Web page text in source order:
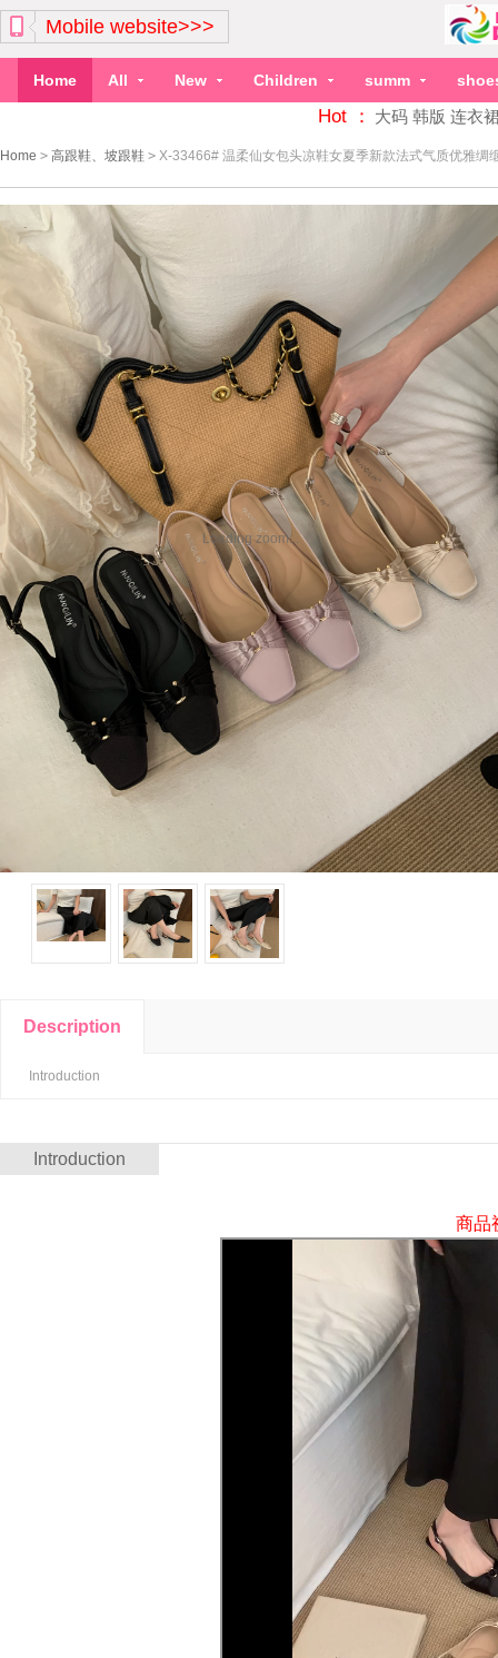
Mobile website>>>
Home All New Children summ
Hot ： 大码 韩版 连衣
Home > 高跟鞋、坡跟鞋 > X-33466# 温柔仙女包头凉鞋女夏季新款法式气质优雅绸
Description
Introduction
Introduction
商品